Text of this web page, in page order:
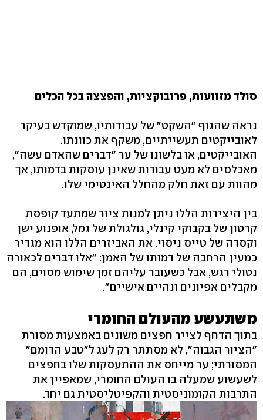
סולד מזוועות, פרובוקציות, והפצצה בכל הכלים
נראה שהגוף "השקט" של עבודותיו, שמוקדש בעיקר
לאובייקטים תעשייתיים, משקף את כוונתו.
האובייקטים, או בלשונו של ער "דברים שהאדם עשה",
מאכלסים לא מעט עבודות שאינן עוסקות בדמותו, אך
מהוות עם זאת חלק מהחלל האינטימי שלו.
בין היצירות הללו ניתן למנות ציור שמתעד קופסת
קרטון של בקבוקי קינלי, גולגולת של גמל, אופנוע ישן
וקסדה של טייס ניסוי. את האביזרים הללו הוא מגדיר
כמעין הרחבה של דמותו של האמן: "אלו דברים לכאורה
נטולי רגש, אבל כשעובר עליהם זמן שימוש מסוים, הם
מקבלים אפיונים ונהיים אישיים".
משתעשע מהעולם החומרי
בתוך הדחף לצייר חפצים משונים באמצעות מסורת
"הציור הגבוה", לא מסתתר רק לעג ל"טבע הדומם"
המסורתי; ער מייחס את ההתעסקות שלו בחפצים
לשעשוע שמעלה בו העולם החומרי, שמאפיין את
התרבות הקומוניסטית והקפיטליסטית גם יחד.